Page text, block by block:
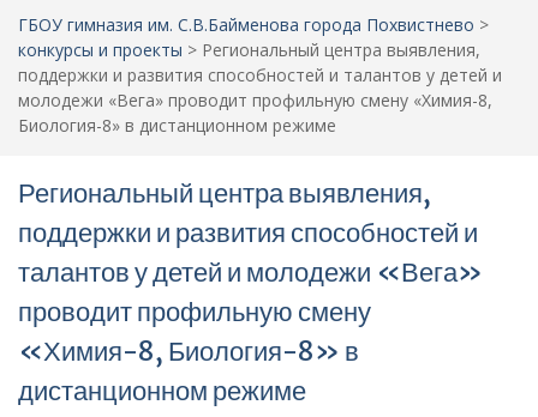
ГБОУ гимназия им. С.В.Байменова города Похвистнево >
конкурсы и проекты > Региональный центра выявления,
поддержки и развития способностей и талантов у детей и
молодежи «Вега» проводит профильную смену «Химия-8,
Биология-8» в дистанционном режиме
Региональный центра выявления,
поддержки и развития способностей и
талантов у детей и молодежи «Вега»
проводит профильную смену
«Химия-8, Биология-8» в
дистанционном режиме